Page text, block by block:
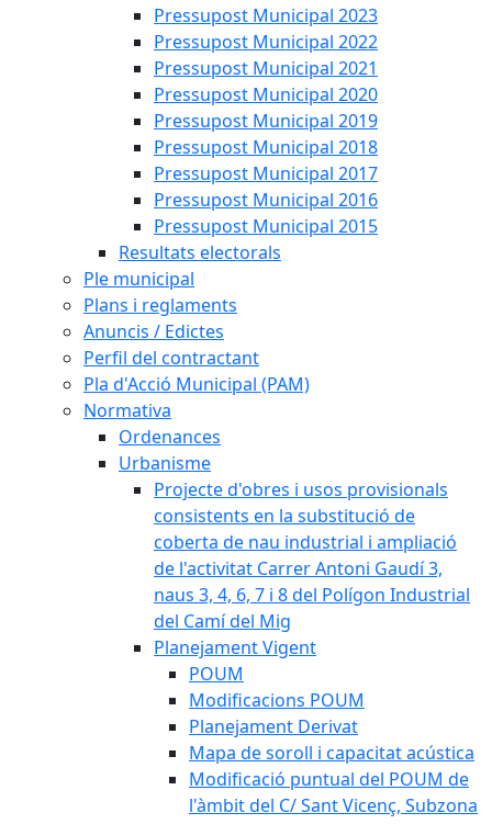
Pressupost Municipal 2023
Pressupost Municipal 2022
Pressupost Municipal 2021
Pressupost Municipal 2020
Pressupost Municipal 2019
Pressupost Municipal 2018
Pressupost Municipal 2017
Pressupost Municipal 2016
Pressupost Municipal 2015
Resultats electorals
Ple municipal
Plans i reglaments
Anuncis / Edictes
Perfil del contractant
Pla d'Acció Municipal (PAM)
Normativa
Ordenances
Urbanisme
Projecte d'obres i usos provisionals
consistents en la substitució de
coberta de nau industrial i ampliació
de l'activitat Carrer Antoni Gaudí 3,
naus 3, 4, 6, 7 i 8 del Polígon Industrial
del Camí del Mig
Planejament Vigent
POUM
Modificacions POUM
Planejament Derivat
Mapa de soroll i capacitat acústica
Modificació puntual del POUM de
l'àmbit del C/ Sant Vicenç, Subzona